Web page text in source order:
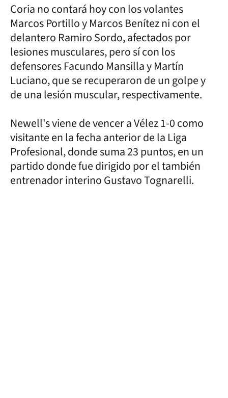
Coria no contará hoy con los volantes
Marcos Portillo y Marcos Benítez ni con el
delantero Ramiro Sordo, afectados por
lesiones musculares, pero sí con los
defensores Facundo Mansilla y Martín
Luciano, que se recuperaron de un golpe y
de una lesión muscular, respectivamente.
Newell's viene de vencer a Vélez 1-0 como
visitante en la fecha anterior de la Liga
Profesional, donde suma 23 puntos, en un
partido donde fue dirigido por el también
entrenador interino Gustavo Tognarelli.